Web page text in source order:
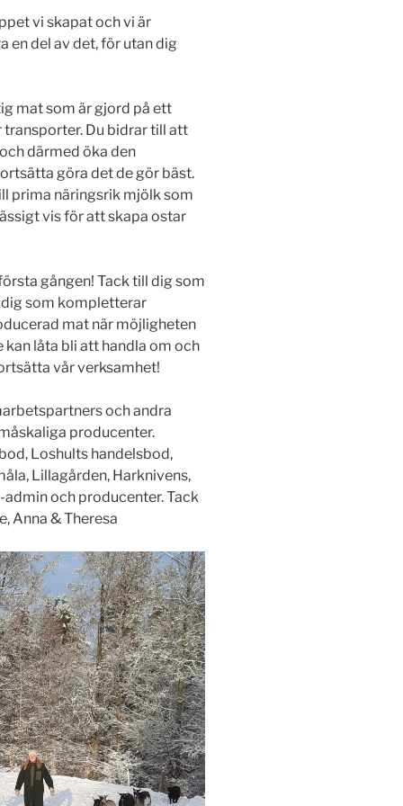
vi skapat och vi är
en del av det, för utan dig
mat som är gjord på ett
Du bidrar till att
därmed öka den
göra det de gör bäst.
prima näringsrik mjölk som
vis för att skapa ostar
gången! Tack till dig som
som kompletterar
mat när möjligheten
låta bli att handla om och
vår verksamhet!
och andra
producenter.
Loshults handelsbod,
Lillagården, Harknivens,
och producenter. Tack
Anna & Theresa